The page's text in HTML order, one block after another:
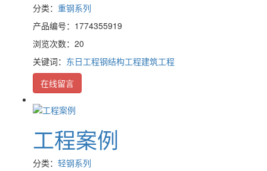
分类： 重钢系列
产品编号：1774355919
浏览次数：20
关键词： 东日工程钢结构工程建筑工程
在线留言
工程案例
分类： 轻钢系列